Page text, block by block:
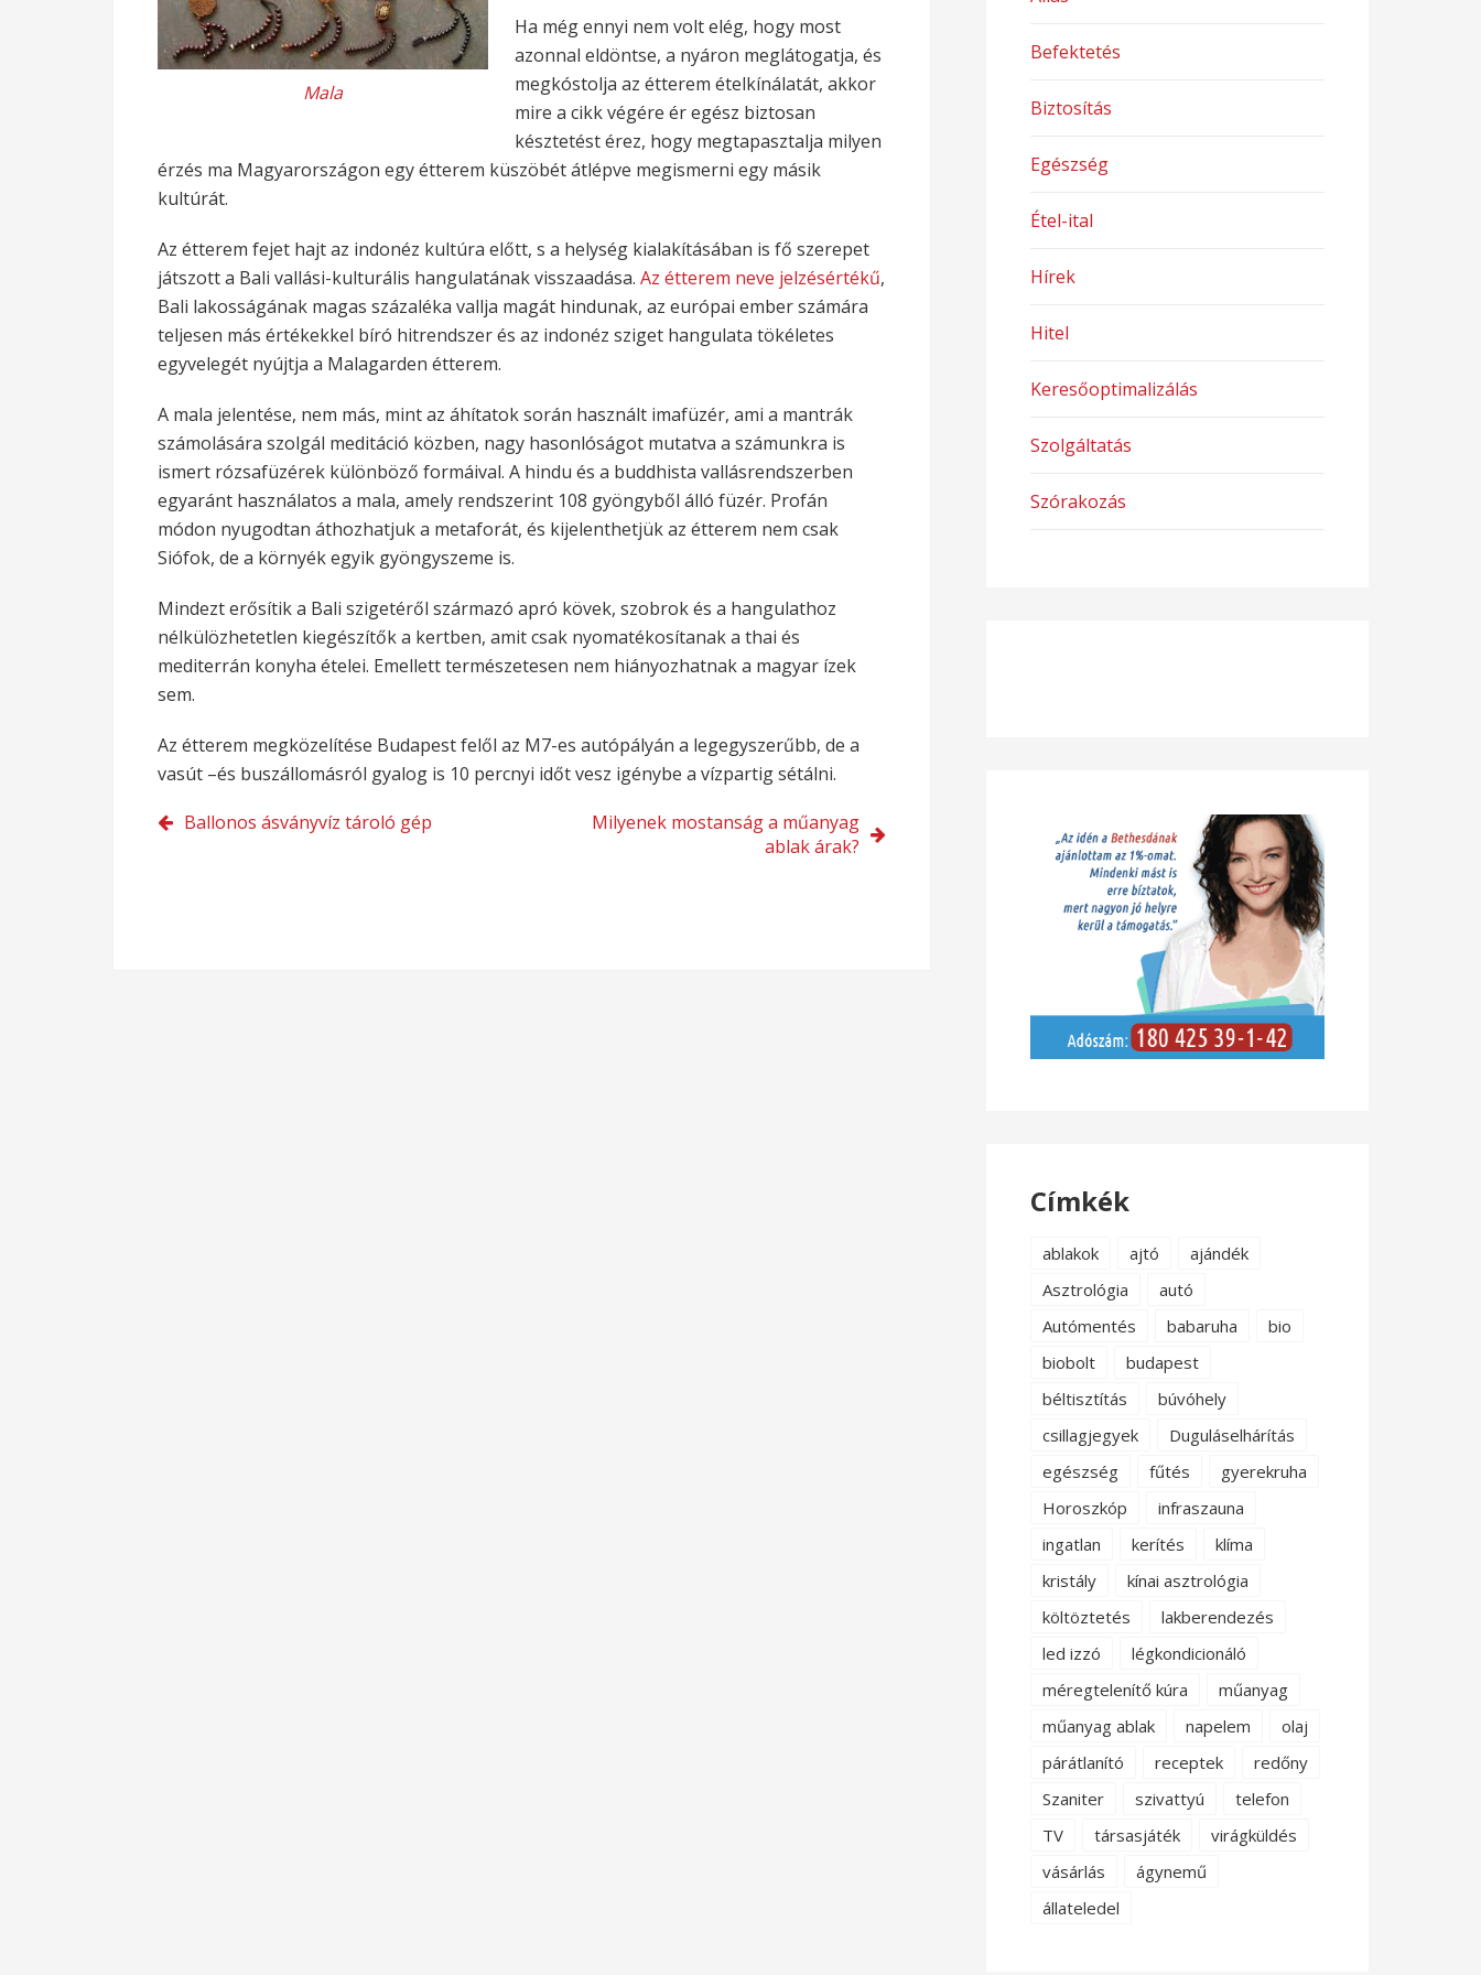
Mala
Ha még ennyi nem volt elég, hogy most
azonnal eldöntse, a nyáron meglátogatja, és
megkóstolja az étterem ételkínálatát, akkor
mire a cikk végére ér egész biztosan
késztetést érez, hogy megtapasztalja milyen
érzés ma Magyarországon egy étterem küszöbét átlépve megismerni egy másik
kultúrát.
Az étterem fejet hajt az indonéz kultúra előtt, s a helység kialakításában is fő szerepet
játszott a Bali vallási-kulturális hangulatának visszaadása. Az étterem neve jelzésértékű,
Bali lakosságának magas százaléka vallja magát hindunak, az európai ember számára
teljesen más értékekkel bíró hitrendszer és az indonéz sziget hangulata tökéletes
egyvelegét nyújtja a Malagarden étterem.
A mala jelentése, nem más, mint az áhítatok során használt imafüzér, ami a mantrák
számolására szolgál meditáció közben, nagy hasonlóságot mutatva a számunkra is
ismert rózsafüzérek különböző formáival. A hindu és a buddhista vallásrendszerben
egyaránt használatos a mala, amely rendszerint 108 gyöngyből álló füzér. Profán
módon nyugodtan áthozhatjuk a metaforát, és kijelenthetjük az étterem nem csak
Siófok, de a környék egyik gyöngyszeme is.
Mindezt erősítik a Bali szigetéről származó apró kövek, szobrok és a hangulathoz
nélkülözhetetlen kiegészítők a kertben, amit csak nyomatékosítanak a thai és
mediterrán konyha ételei. Emellett természetesen nem hiányozhatnak a magyar ízek
sem.
Az étterem megközelítése Budapest felől az M7-es autópályán a legegyszerűbb, de a
vasút –és buszállomásról gyalog is 10 percnyi időt vesz igénybe a vízpartig sétálni.
Bejegyzés
Ballonos ásványvíz tároló gép
Milyenek mostanság a műanyag
ablak árak?
Befektetés
Biztosítás
Egészség
Étel-ital
Hírek
Hitel
Keresőoptimalizálás
Szolgáltatás
Szórakozás
Címkék
ablakok ajtó
ajándék
Asztrológia
autó
Autómentés
babaruha
bio
biobolt
budapest
béltisztítás
búvóhely
csillagjegyek
Duguláselhárítás
egészség
fűtés
gyerekruha
Horoszkóp
infraszauna
ingatlan
kerítés
klíma
kristály
kínai asztrológia
költöztetés
lakberendezés
led izzó
légkondicionáló
méregtelenítő kúra
műanyag
műanyag ablak
napelem
olaj
párátlanító
receptek
redőny
Szaniter
szivattyú
telefon
TV
társasjáték
virágküldés
vásárlás
ágynemű
állateledel